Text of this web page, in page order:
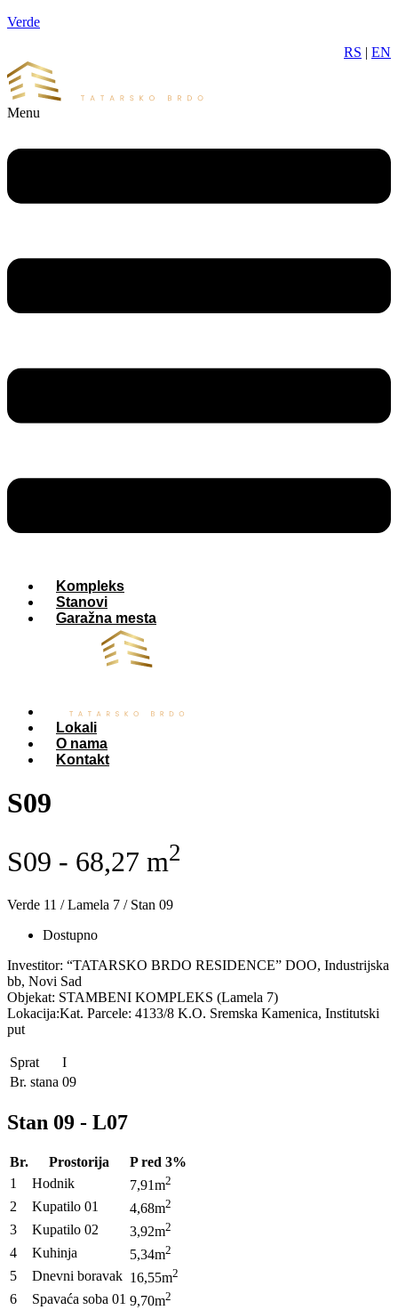
Verde
RS | EN
Menu
Kompleks
Stanovi
Garažna mesta
Lokali
O nama
Kontakt
S09
S09 - 68,27 m2
Verde 11 / Lamela 7 / Stan 09
Dostupno
Investitor: “TATARSKO BRDO RESIDENCE” DOO, Industrijska
bb, Novi Sad
Objekat: STAMBENI KOMPLEKS (Lamela 7)
Lokacija:Kat. Parcele: 4133/8 K.O. Sremska Kamenica, Institutski
put
Sprat
I
Br. stana 09
Stan 09 - L07
Br. Prostorija
P red 3%
1
Hodnik 7,91m2
2 Kupatilo 01 4,68m2
3 Kupatilo 02 3,92m2
4 Kuhinja 5,34m2
5 Dnevni boravak 16,55m2
6 Spavaća soba 01 9,70m2